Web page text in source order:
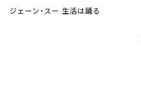
ジェーン・スー 生活は踊る